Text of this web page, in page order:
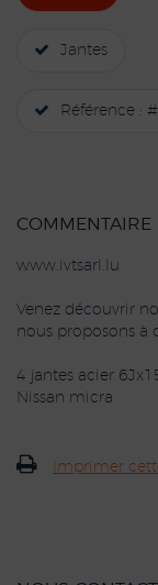
Jantes
Référence :
COMMENTAIRE
www.ivtsarl.lu
Venez découvrir
nous proposons à
4 jantes acier
Nissan micra
Imprimer